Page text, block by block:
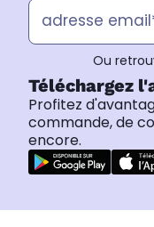
Ou
Téléchargez
Profitez
commande, de
encore.